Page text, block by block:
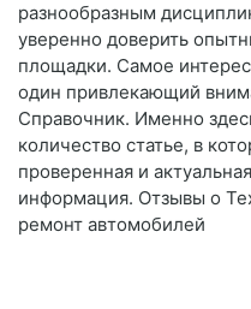
разнообразным
уверенно доверить
площадки. Самое
один привлекающий
Справочник. Именно
количество статье, в
проверенная и
информация. Отзывы о
ремонт автомобилей